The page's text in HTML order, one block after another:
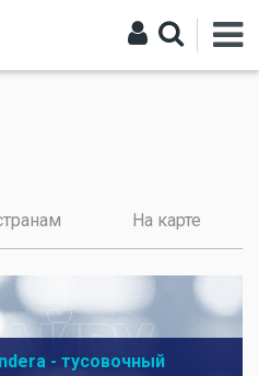
На карте
- тусовочный